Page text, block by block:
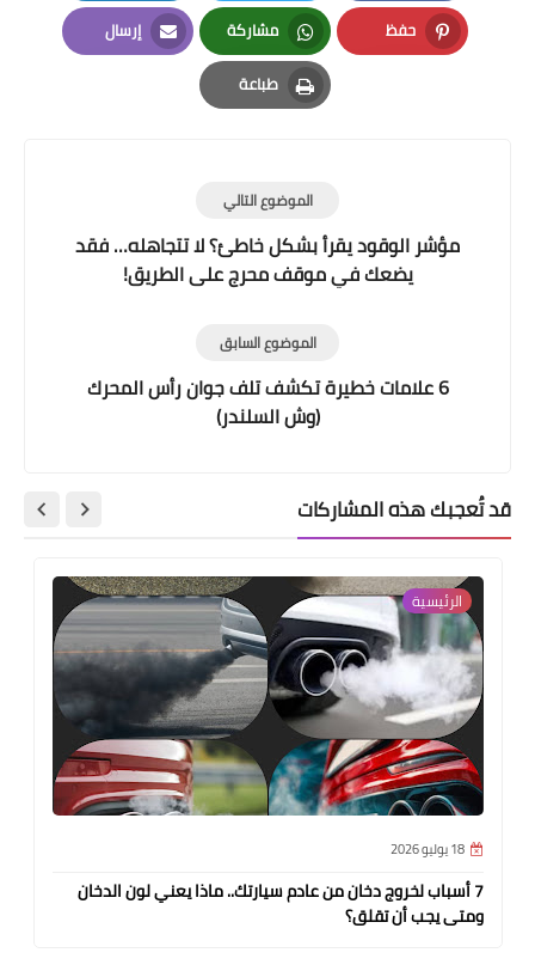
Facebook
Twitter
LinkedIn
حفظ
Pinterest
مشاركة
Whatsapp
إرسال
Email
طباعة
Print
الموضوع التالي
مؤشر الوقود يقرأ بشكل خاطئ؟ لا تتجاهله… فقد
يضعك في موقف محرج على الطريق!
الموضوع السابق
6 علامات خطيرة تكشف تلف جوان رأس المحرك
(وش السلندر)
قد تُعجبك هذه المشاركات
الرئيسية
18 يوليو 2026
7 أسباب لخروج دخان من عادم سيارتك.. ماذا يعني لون الدخان
ومتى يجب أن تقلق؟